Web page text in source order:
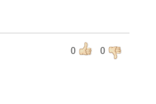
0 0